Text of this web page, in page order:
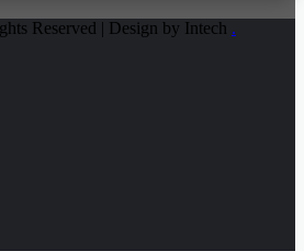
Reserved | Design by Intech .